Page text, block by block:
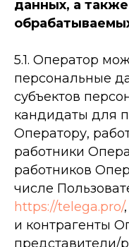
данных, а
5.1. Оператор
персональные
субъектов
кандидаты для
Оператору,
работники
работников
числе
https://telega.pro/,
и контрагенты
представители/